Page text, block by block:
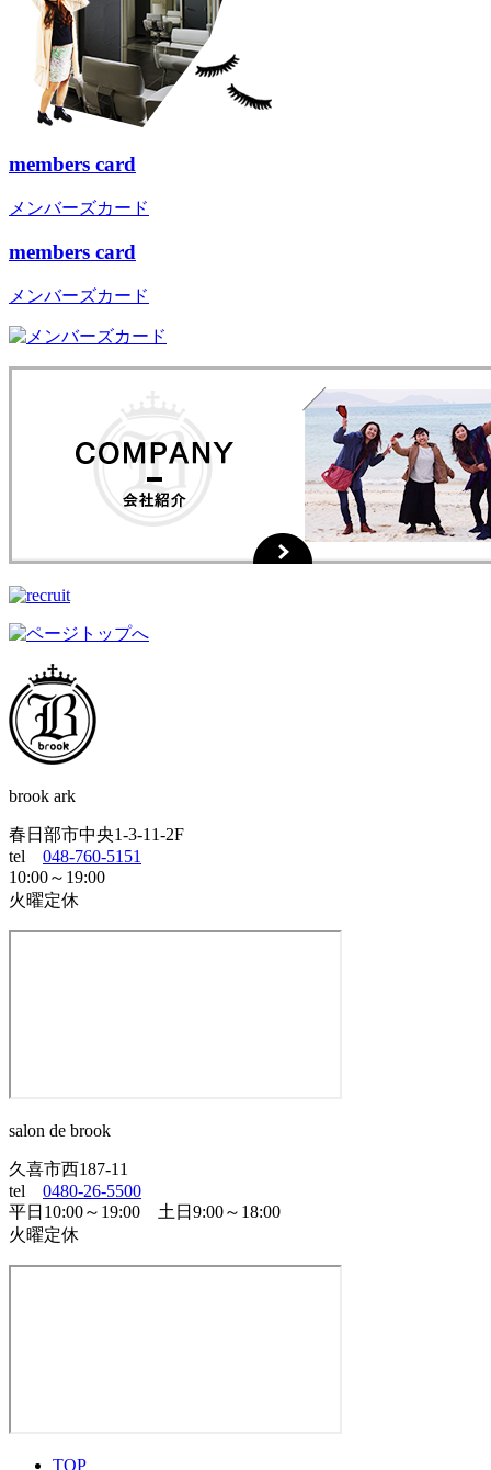
members card
メンバーズカード
members card
メンバーズカード
brook ark
春日部市中央1-3-11-2F
tel 048-760-5151
10:00～19:00
火曜定休
salon de brook
久喜市西187-11
tel 0480-26-5500
平日10:00～19:00 土日9:00～18:00
火曜定休
TOP